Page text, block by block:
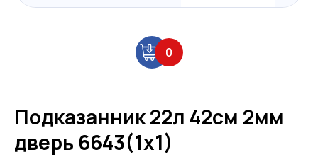
0
Подказанник 22л 42см 2мм
дверь 6643(1х1)